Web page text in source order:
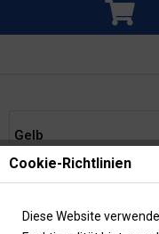
Gelb
mehr erfahren »
Filtern
Cookie-Richtlinien
Diese Website